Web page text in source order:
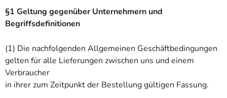
§1 Geltung gegenüber Unternehmern und
Begriffsdefinitionen
(1) Die nachfolgenden Allgemeinen Geschäftbedingungen
gelten für alle Lieferungen zwischen uns und einem
Verbraucher
in ihrer zum Zeitpunkt der Bestellung gültigen Fassung.